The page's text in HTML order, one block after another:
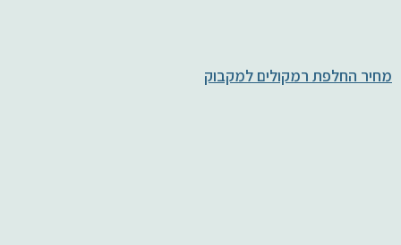
מחיר החלפת רמקולים למקבוק